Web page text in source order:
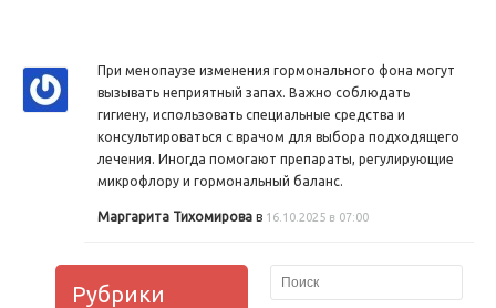
При менопаузе изменения гормонального фона могут
вызывать неприятный запах. Важно соблюдать
гигиену, использовать специальные средства и
консультироваться с врачом для выбора подходящего
лечения. Иногда помогают препараты, регулирующие
микрофлору и гормональный баланс.
Маргарита Тихомирова в 16.10.2025 в 07:00
Рубрики